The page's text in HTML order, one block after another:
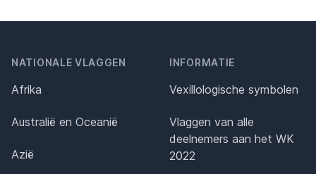
NATIONALE VLAGGEN
Afrika
Australië en Oceanië
Azië
INFORMATIE
Vexillologische symbolen
Vlaggen van alle
deelnemers aan het WK
2022